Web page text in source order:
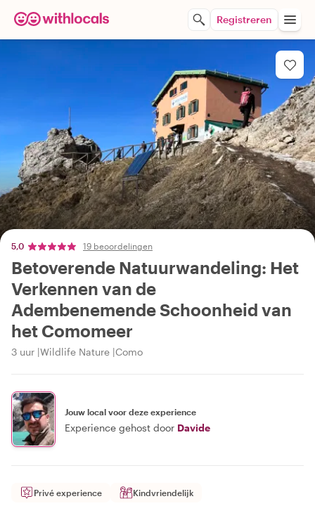
Registreren
5,0 19 beoordelingen
Betoverende Natuurwandeling: Het
Verkennen van de
Adembenemende Schoonheid van
het Comomeer
3 uur Wildlife Nature Como
Jouw local voor deze experience
Experience gehost door Davide
Privé experience Kindvriendelijk